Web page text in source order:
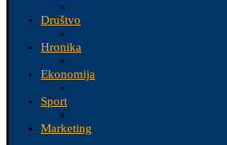
Društvo
Hronika
Ekonomija
Sport
Marketing